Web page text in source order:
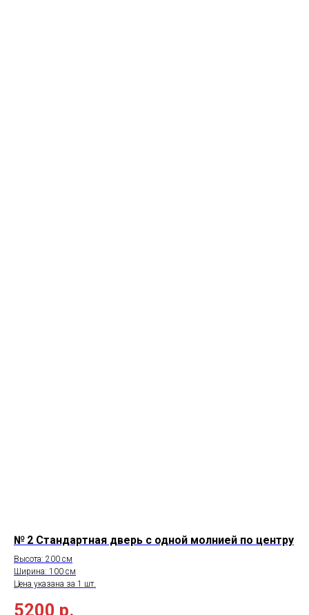
№ 2 Стандартная дверь с одной молнией по центру
Высота: 200 см
Ширина: 100 см
Цена указана за 1 шт.
5200 р.